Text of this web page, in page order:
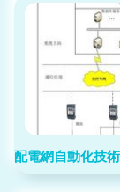
配電網自動化技